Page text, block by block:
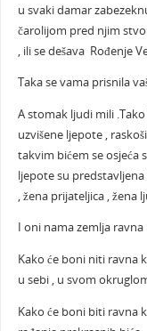
u svaki damar
čarolijom pred njim
, ili se dešava Rođenje
Taka se vama prisnila
A stomak ljudi mili
uzvišene ljepote ,
takvim bićem se osjeća
ljepote su
, žena prijateljica , žena
I oni nama zemlja ravna
Kako će boni niti ravna
u sebi , u svom
Kako će boni biti ravna